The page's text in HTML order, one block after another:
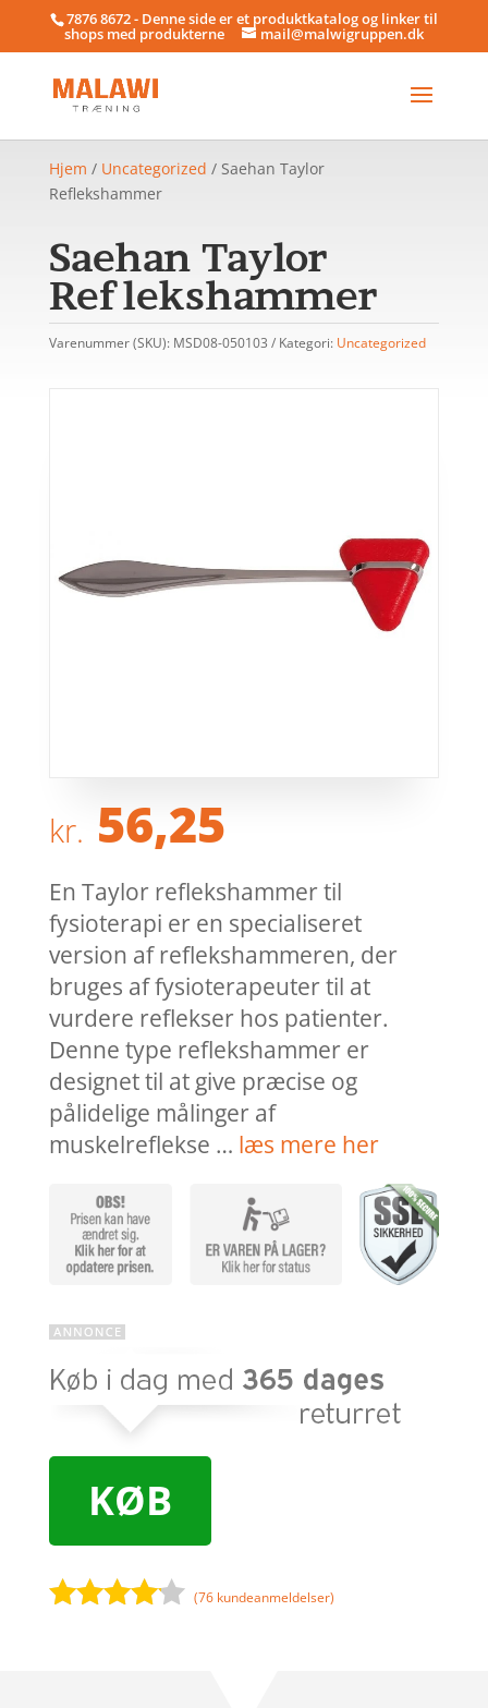
7876 8672 - Denne side er et produktkatalog og linker til
shops med produkterne mail@malwigruppen.dk
Hjem / Uncategorized / Saehan Taylor
Reflekshammer
Saehan Taylor
Reflekshammer
Varenummer (SKU): MSD08-050103 Kategori: Uncategorized
kr. 56,25
En Taylor reflekshammer til
fysioterapi er en specialiseret
version af reflekshammeren, der
bruges af fysioterapeuter til at
vurdere reflekser hos patienter.
Denne type reflekshammer er
designet til at give præcise og
pålidelige målinger af
muskelreflekse … læs mere her
KØB
(76 kundeanmeldelser)